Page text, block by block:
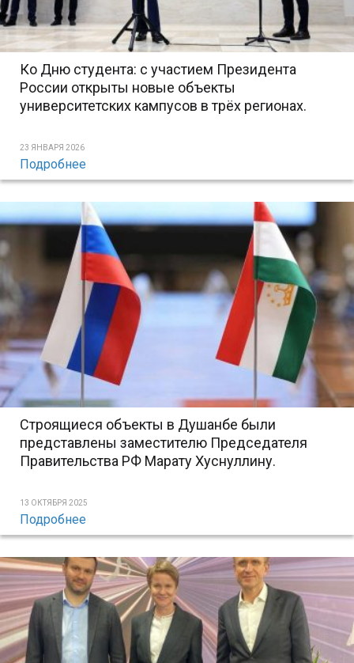
Ко Дню студента: с участием Президента
России открыты новые объекты
университетских кампусов в трёх регионах.
23 ЯНВАРЯ 2026
Подробнее
Строящиеся объекты в Душанбе были
представлены заместителю Председателя
Правительства РФ Марату Хуснуллину.
13 ОКТЯБРЯ 2025
Подробнее